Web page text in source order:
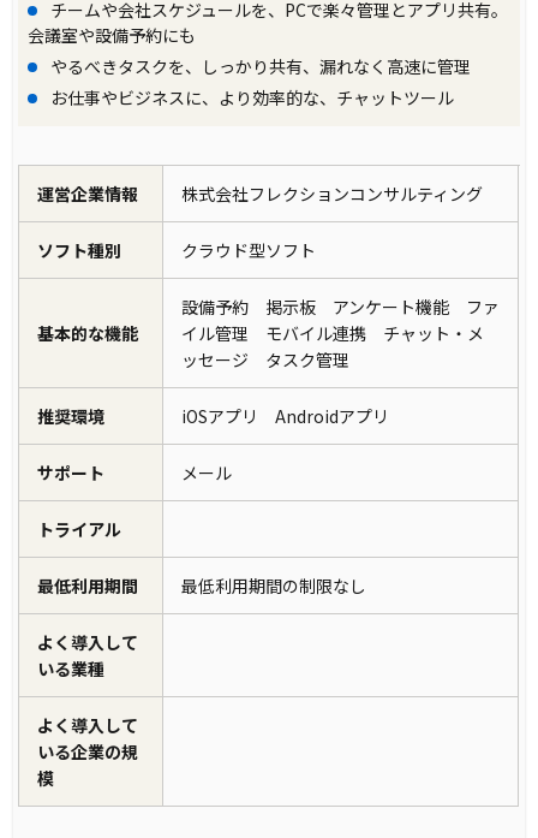
チームや会社スケジュールを、PCで楽々管理とアプリ共有。
会議室や設備予約にも
やるべきタスクを、しっかり共有、漏れなく高速に管理
お仕事やビジネスに、より効率的な、チャットツール
運営企業情報 株式会社フレクションコンサルティング
ソフト種別 クラウド型ソフト
基本的な機能
設備予約 掲示板 アンケート機能 ファ
イル管理 モバイル連携 チャット・メ
ッセージ タスク管理
推奨環境 iOSアプリ Androidアプリ
サポート メール
トライアル
最低利用期間 最低利用期間の制限なし
よく導入して
いる業種
よく導入して
いる企業の規
模